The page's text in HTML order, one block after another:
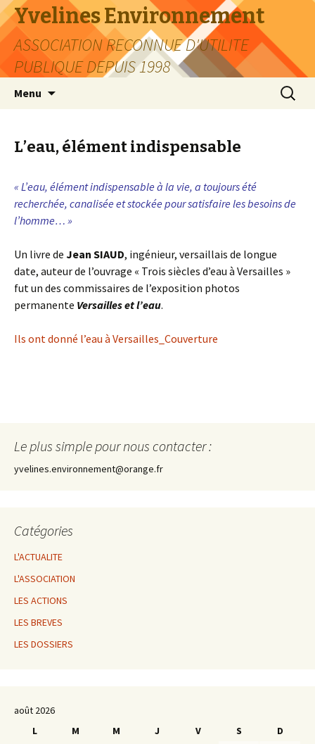
Yvelines Environnement
ASSOCIATION RECONNUE D'UTILITE
PUBLIQUE DEPUIS 1998
Menu
L’eau, élément indispensable
« L’eau, élément indispensable à la vie, a toujours été
recherchée, canalisée et stockée pour satisfaire les besoins de
l’homme… »
Un livre de Jean SIAUD, ingénieur, versaillais de longue
date, auteur de l’ouvrage « Trois siècles d’eau à Versailles »
fut un des commissaires de l’exposition photos
permanente Versailles et l’eau.
Ils ont donné l’eau à Versailles_Couverture
Le plus simple pour nous contacter :
yvelines.environnement@orange.fr
Catégories
L'ACTUALITE
L'ASSOCIATION
LES ACTIONS
LES BREVES
LES DOSSIERS
août 2026
L
M M J V S
D